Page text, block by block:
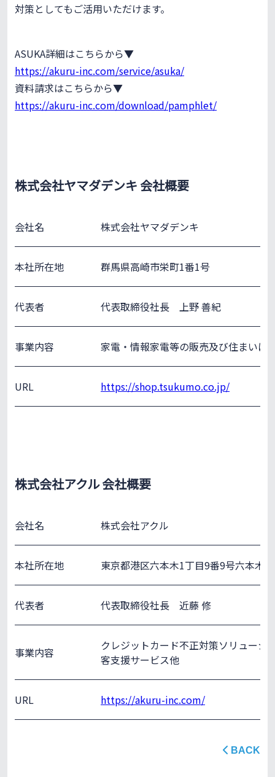
対策としてもご活用いただけます。
ASUKA詳細はこちらから▼
https://akuru-inc.com/service/asuka/
資料請求はこちらから▼
https://akuru-inc.com/download/pamphlet/
株式会社ヤマダデンキ 会社概要
会社名 株式会社ヤマダデンキ
本社所在地 群馬県高崎市栄町1番1号
代表者 代表取締役社長 上野 善紀
事業内容 家電・情報家電等の販売及び住まいに
URL https://shop.tsukumo.co.jp/
株式会社アクル 会社概要
会社名 株式会社アクル
本社所在地 東京都港区六本木1丁目9番9号六本木
代表者 代表取締役社長 近藤 修
事業内容
クレジットカード不正対策ソリューシ
客支援サービス他
URL https://akuru-inc.com/
BACK